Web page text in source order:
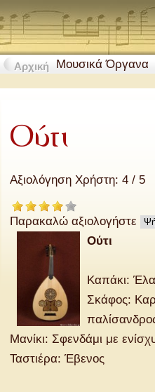
Αρχική Μουσικά Όργανα
Ούτι
Αξιολόγηση Χρήστη: 4 / 5
Παρακαλώ αξιολογήστε
Ούτι
Καπάκι:
Σκάφος:
Μανίκι: Σφενδάμι με
Ταστιέρα: Έβενος